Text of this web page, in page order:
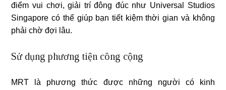
điểm vui chơi, giải trí đông đúc như Universal Studios
Singapore có thể giúp bạn tiết kiệm thời gian và không
phải chờ đợi lâu.
Sử dụng phương tiện công cộng
MRT là phương thức được những người có kinh